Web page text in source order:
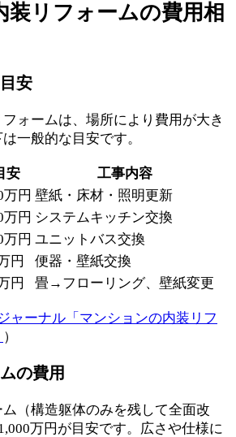
装リフォームの費用相
安
ォームは、場所により費用が大き
一般的な目安です。
安
工事内容
万円 壁紙・床材・照明更新
万円 システムキッチン交換
万円 ユニットバス交換
円
便器・壁紙交換
円 畳→フローリング、壁紙変更
ャーナル「マンションの内装リフ
）
の費用
（構造躯体のみを残して全面改
万円が目安です。広さや仕様に